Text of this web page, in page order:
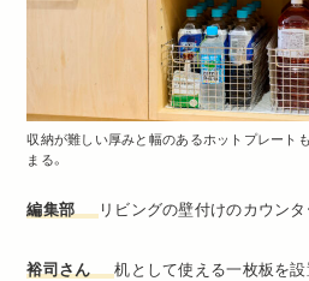
収納が難しい厚みと幅のあるホットプレート
まる。
編集部 リビングの壁付けのカウン
裕司さん
机として使える一枚板を